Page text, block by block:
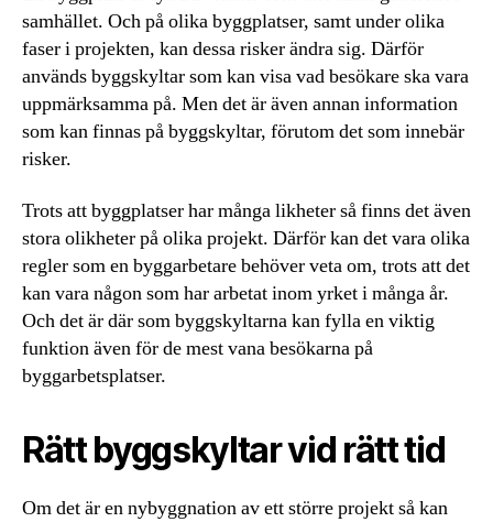
samhället. Och på olika byggplatser, samt under olika
faser i projekten, kan dessa risker ändra sig. Därför
används byggskyltar som kan visa vad besökare ska vara
uppmärksamma på. Men det är även annan information
som kan finnas på byggskyltar, förutom det som innebär
risker.
Trots att byggplatser har många likheter så finns det även
stora olikheter på olika projekt. Därför kan det vara olika
regler som en byggarbetare behöver veta om, trots att det
kan vara någon som har arbetat inom yrket i många år.
Och det är där som byggskyltarna kan fylla en viktig
funktion även för de mest vana besökarna på
byggarbetsplatser.
Rätt byggskyltar vid rätt tid
Om det är en nybyggnation av ett större projekt så kan